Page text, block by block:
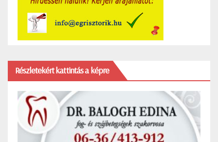
Részletekért kattintás a képre